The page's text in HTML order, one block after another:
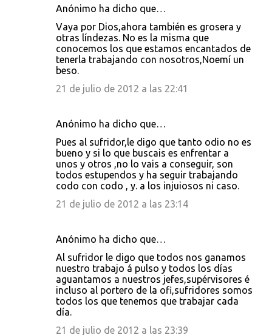
Anónimo ha dicho que…
Vaya por Dios,ahora también es grosera y
otras líndezas. No es la misma que
conocemos los que estamos encantados de
tenerla trabajando con nosotros,Noemí un
beso.
21 de julio de 2012 a las 22:41
Anónimo ha dicho que…
Pues al sufridor,le digo que tanto odio no es
bueno y si lo que buscais es enfrentar a
unos y otros ,no lo vais a conseguir, son
todos estupendos y ha seguir trabajando
codo con codo , y. a los injuiosos ni caso.
21 de julio de 2012 a las 23:14
Anónimo ha dicho que…
Al sufridor le digo que todos nos ganamos
nuestro trabajo á pulso y todos los días
aguantamos a nuestros jefes,supérvisores é
incluso al portero de la ofi,sufridores somos
todos los que tenemos que trabajar cada
día.
21 de julio de 2012 a las 23:39